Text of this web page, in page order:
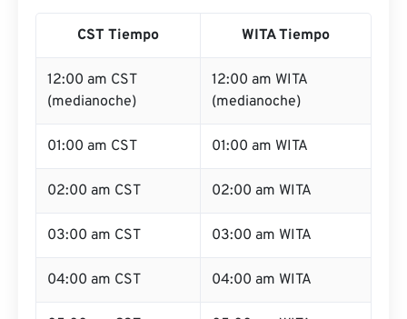
CST Tiempo WITA Tiempo
12:00 am CST
(medianoche)
12:00 am WITA
(medianoche)
01:00 am CST 01:00 am WITA
02:00 am CST 02:00 am WITA
03:00 am CST 03:00 am WITA
04:00 am CST 04:00 am WITA